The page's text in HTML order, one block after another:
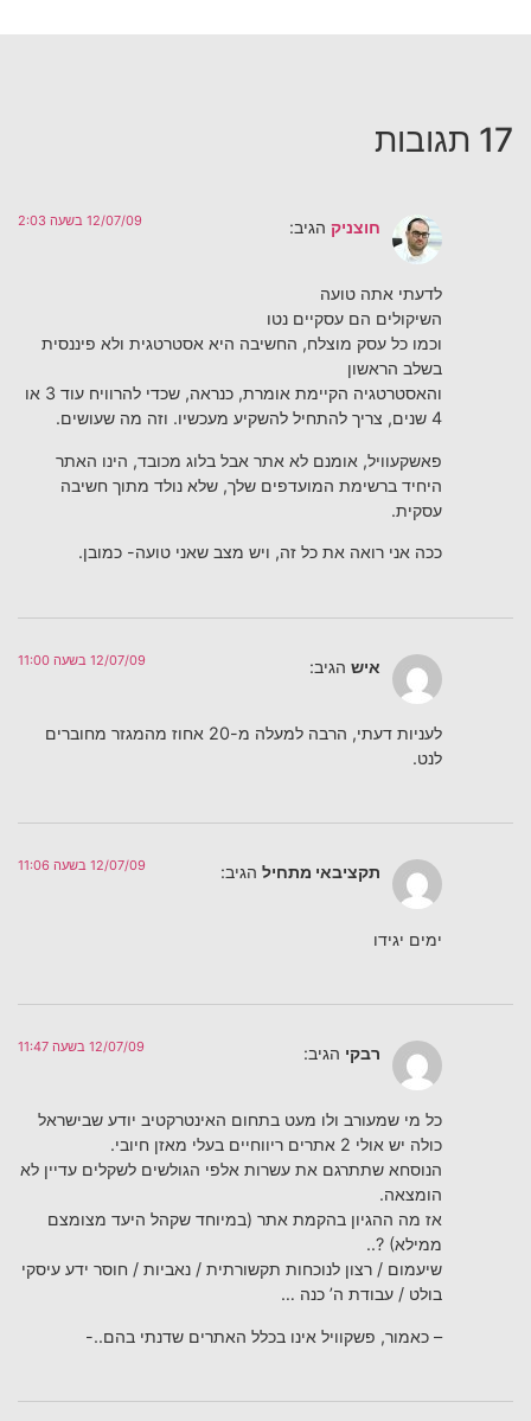
17 תגובות
חוצניק הגיב: 12/07/09 בשעה 2:03
לדעתי אתה טועה
השיקולים הם עסקיים נטו
וכמו כל עסק מוצלח, החשיבה היא אסטרטגית ולא פיננסית
בשלב הראשון
והאסטרטגיה הקיימת אומרת, כנראה, שכדי להרוויח עוד 3 או
4 שנים, צריך להתחיל להשקיע מעכשיו. וזה מה שעושים.
פאשקעוויל, אומנם לא אתר אבל בלוג מכובד, הינו האתר
היחיד ברשימת המועדפים שלך, שלא נולד מתוך חשיבה
עסקית.
ככה אני רואה את כל זה, ויש מצב שאני טועה- כמובן.
איש הגיב: 12/07/09 בשעה 11:00
לעניות דעתי, הרבה למעלה מ-20 אחוז מהמגזר מחוברים
לנט.
תקציבאי מתחיל הגיב: 12/07/09 בשעה 11:06
ימים יגידו
רבקי הגיב: 12/07/09 בשעה 11:47
כל מי שמעורב ולו מעט בתחום האינטרקטיב יודע שבישראל
כולה יש אולי 2 אתרים ריווחיים בעלי מאזן חיובי.
הנוסחא שתתרגם את עשרות אלפי הגולשים לשקלים עדיין לא
הומצאה.
אז מה ההגיון בהקמת אתר (במיוחד שקהל היעד מצומצם
ממילא) ?..
שיעמום / רצון לנוכחות תקשורתית / נאביות / חוסר ידע עיסקי
בולט / עבודת ה’ כנה …
– כאמור, פשקוויל אינו בכלל האתרים שדנתי בהם..-